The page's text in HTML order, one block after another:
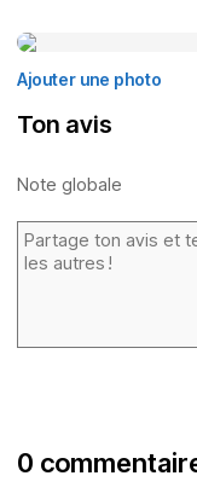
Ajouter une photo
Ton avis
Note globale
0